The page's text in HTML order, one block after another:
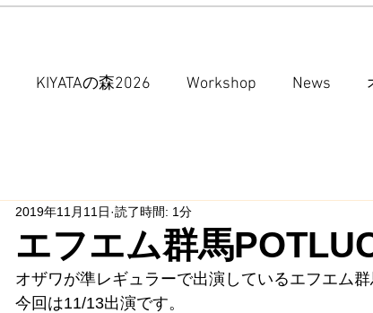
KIYATAの森2026 Workshop News
エフエム群馬
2019年11月11日 読了時間: 1分
オザワが準レギュラーで出演しているエフエム群
今回は11/13出演です。